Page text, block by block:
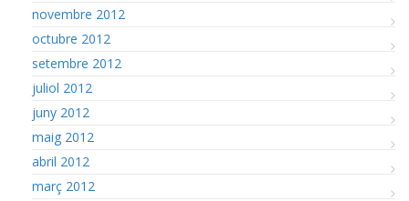
novembre 2012
octubre 2012
setembre 2012
juliol 2012
juny 2012
maig 2012
abril 2012
març 2012